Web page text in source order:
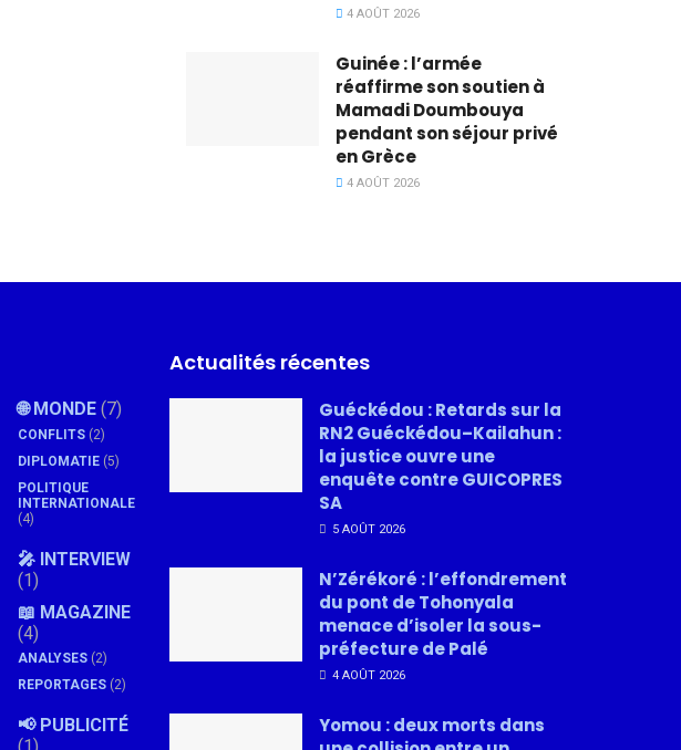
4 AOÛT 2026
Guinée : l’armée
réaffirme son soutien à
Mamadi Doumbouya
pendant son séjour privé
en Grèce
4 AOÛT 2026
🌐 MONDE (7)
CONFLITS (2)
DIPLOMATIE (5)
POLITIQUE
INTERNATIONALE
(4)
🎤 INTERVIEW
(1)
📖 MAGAZINE
(4)
ANALYSES (2)
REPORTAGES (2)
📢 PUBLICITÉ
(1)
Actualités récentes
Guéckédou : Retards sur la
RN2 Guéckédou–Kailahun :
la justice ouvre une
enquête contre GUICOPRES
SA
5 AOÛT 2026
N’Zérékoré : l’effondrement
du pont de Tohonyala
menace d’isoler la sous-
préfecture de Palé
4 AOÛT 2026
Yomou : deux morts dans